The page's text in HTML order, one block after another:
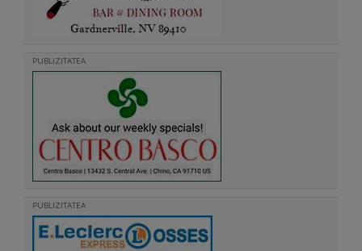
PUBLIZITATEA
PUBLIZITATEA